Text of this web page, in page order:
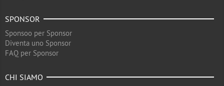
SPONSOR
Sponsoo per Sponsor
Diventa uno Sponsor
FAQ per Sponsor
CHI SIAMO